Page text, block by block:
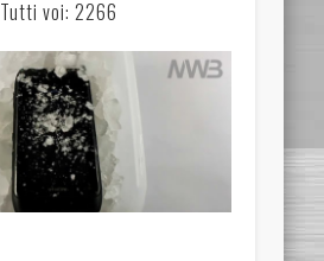
Tutti voi: 2266